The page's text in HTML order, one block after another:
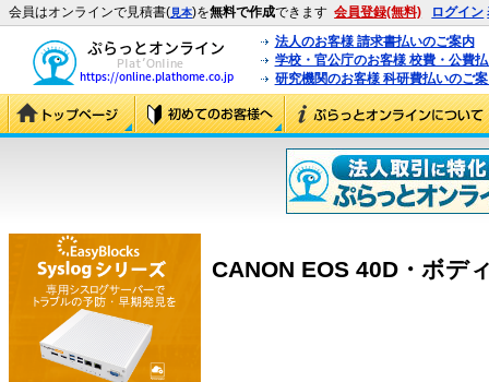
会員はオンラインで見積書(見本)を無料で作成できます 会員登録(無料) ログイン
法人のお客様 請求書払いのご案内
学校・官公庁のお客様 校費・公費
研究機関のお客様 科研費払いのご
CANON EOS 40D・ボデ